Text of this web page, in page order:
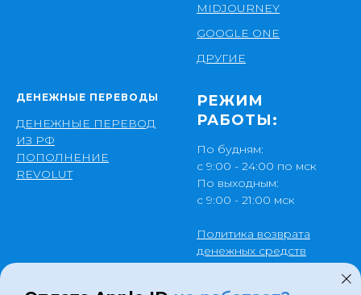
MIDJOURNEY
GOOGLE ONE
ДРУГИЕ
ДЕНЕЖНЫЕ ПЕРЕВОДЫ
ДЕНЕЖНЫЕ ПЕРЕВОД
ИЗ РФ
ПОПОЛНЕНИЕ
REVOLUT
РЕЖИМ
РАБОТЫ:
По будням:
с 9:00 - 24:00 по мск
По выходным:
с 9:00 - 21:00 мск
Политика возврата
денежных средств
Публичная оферта